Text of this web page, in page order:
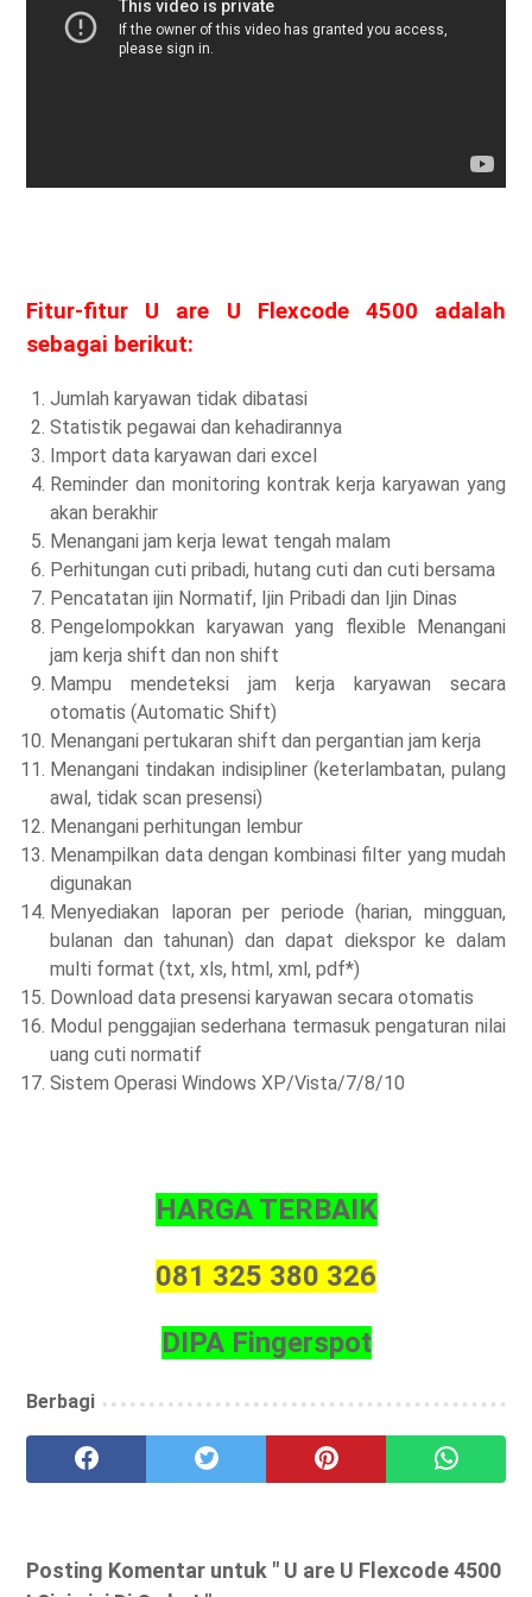
Fitur-fitur U are U Flexcode 4500 adalah
sebagai berikut:
Jumlah karyawan tidak dibatasi
Statistik pegawai dan kehadirannya
Import data karyawan dari excel
Reminder dan monitoring kontrak kerja karyawan yang
akan berakhir
Menangani jam kerja lewat tengah malam
Perhitungan cuti pribadi, hutang cuti dan cuti bersama
Pencatatan ijin Normatif, Ijin Pribadi dan Ijin Dinas
Pengelompokkan karyawan yang flexible Menangani
jam kerja shift dan non shift
Mampu mendeteksi jam kerja karyawan secara
otomatis (Automatic Shift)
Menangani pertukaran shift dan pergantian jam kerja
Menangani tindakan indisipliner (keterlambatan, pulang
awal, tidak scan presensi)
Menangani perhitungan lembur
Menampilkan data dengan kombinasi filter yang mudah
digunakan
Menyediakan laporan per periode (harian, mingguan,
bulanan dan tahunan) dan dapat diekspor ke dalam
multi format (txt, xls, html, xml, pdf*)
Download data presensi karyawan secara otomatis
Modul penggajian sederhana termasuk pengaturan nilai
uang cuti normatif
Sistem Operasi Windows XP/Vista/7/8/10
HARGA TERBAIK
081 325 380 326
DIPA Fingerspot
Berbagi
Posting Komentar untuk " U are U Flexcode 4500